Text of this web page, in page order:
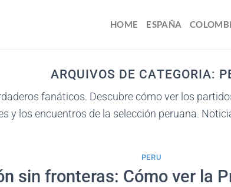
HOME ESPAÑA
ARQUIVOS DE CATEGORIA:
fanáticos. Descubre cómo ver los
y los encuentros de la selección peruana.
PERU
sin fronteras: Cómo ver la